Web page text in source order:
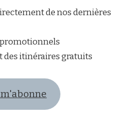
de nos dernières
promotionnels
des itinéraires gratuits
m'abonne